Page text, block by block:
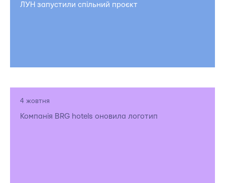
ЛУН запустили спільний проєкт
4 жовтня
Компанія BRG hotels оновила логотип